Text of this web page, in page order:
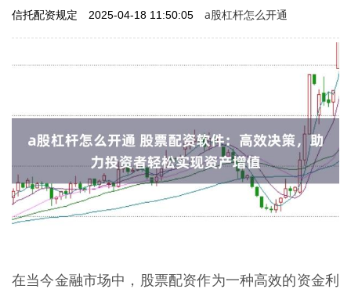
信托配资规定 2025-04-18 11:50:05 a股杠杆怎么开通
在当今金融市场中，股票配资作为一种高效的资金利